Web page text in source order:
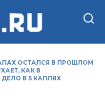
ОСТАЛСЯ В ПРОШЛОМ
КАК В
В 5 КАПЛЯХ